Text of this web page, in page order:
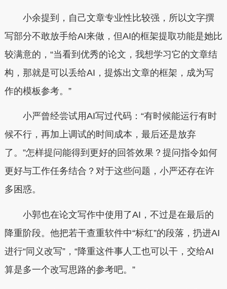
小余提到，自己文章专业性比较强，所以文字撰
写部分不敢放手给AI来做，但AI的框架提取功能是她比
较满意的，“当看到优秀的论文，我想学习它的文章结
构，那就是可以丢给AI，提炼出文章的框架，成为写
作的模板参考。”
小严曾经尝试用AI写过代码：“有时候能运行有时
候不行，再加上调试的时间成本，最后还是放弃
了。”怎样提问能得到更好的回答效果？提问指令如何
更好与工作任务结合？对于这些问题，小严还存在许
多困惑。
小郭也在论文写作中使用了AI，不过是在最后的
降重阶段。他把若干查重软件中“标红”的段落，扔进AI
进行“同义改写”，“降重这件事人工也可以干，交给AI
算是多一个改写思路的参考吧。”